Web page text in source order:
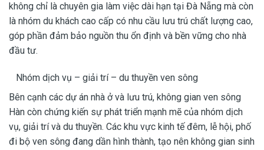
không chỉ là chuyên gia làm việc dài hạn tại Đà Nẵng mà còn
là nhóm du khách cao cấp có nhu cầu lưu trú chất lượng cao,
góp phần đảm bảo nguồn thu ổn định và bền vững cho nhà
đầu tư.
Nhóm dịch vụ – giải trí – du thuyền ven sông
Bên cạnh các dự án nhà ở và lưu trú, không gian ven sông
Hàn còn chứng kiến sự phát triển mạnh mẽ của nhóm dịch
vụ, giải trí và du thuyền. Các khu vực kinh tế đêm, lễ hội, phố
đi bộ ven sông đang dần hình thành, tạo nên không gian sinh